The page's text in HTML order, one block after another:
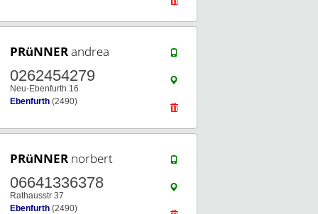
PRüNNERandrea
0262454279
Neu-Ebenfurth 16
Ebenfurth (2490)
PRüNNER norbert
06641336378
Rathausstr 37
Ebenfurth (2490)